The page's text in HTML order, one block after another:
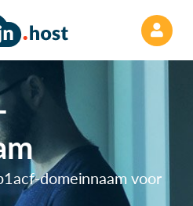
domeinnaam voor